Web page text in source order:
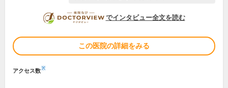
DOCTORVIEW
でインタビュー全文を読む
この医院の詳細をみる
アクセス数※